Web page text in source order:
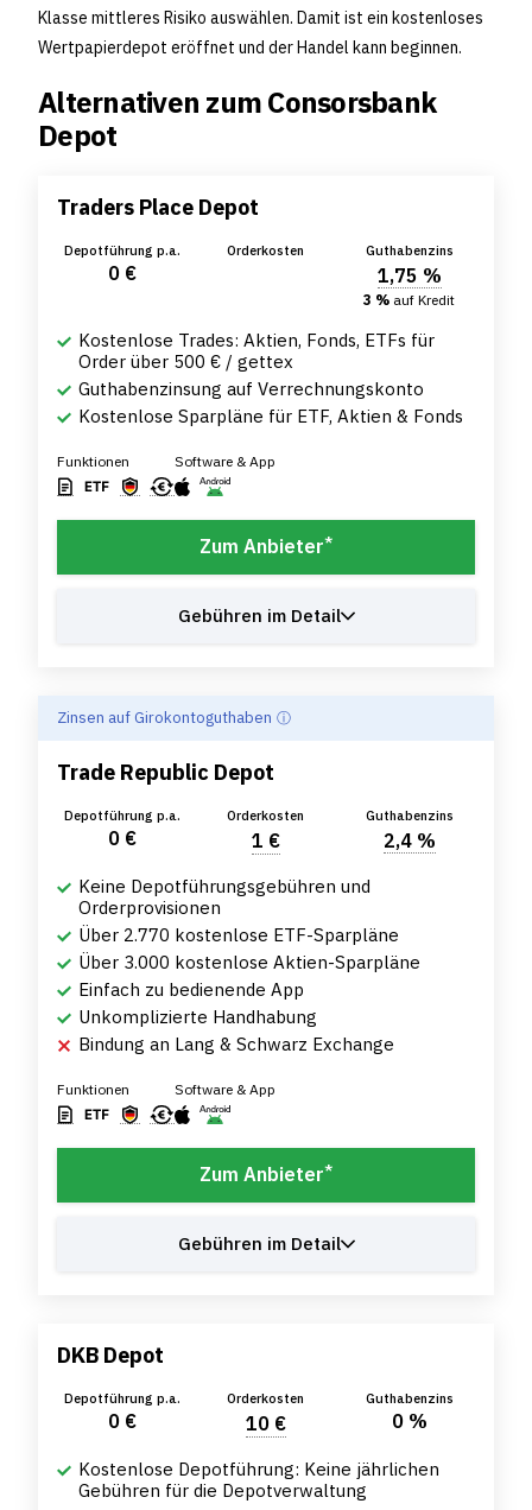
Klasse mittleres Risiko auswählen. Damit ist ein kostenloses
Wertpapierdepot eröffnet und der Handel kann beginnen.
Alternativen zum Consorsbank
Depot
Traders Place Depot
Depotführung p.a.
0 €
Orderkosten Guthabenzins
1,75 %
3 % auf Kredit
Kostenlose Trades: Aktien, Fonds, ETFs für
Order über 500 € / gettex
Guthabenzinsung auf Verrechnungskonto
Kostenlose Sparpläne für ETF, Aktien & Fonds
Funktionen Software & App
Zum Anbieter*
Gebühren im Detail
Zinsen auf Girokontoguthaben
Trade Republic Depot
Depotführung p.a.
0 €
Orderkosten
1 €
Guthabenzins
2,4 %
Keine Depotführungsgebühren und
Orderprovisionen
Über 2.770 kostenlose ETF-Sparpläne
Über 3.000 kostenlose Aktien-Sparpläne
Einfach zu bedienende App
Unkomplizierte Handhabung
Bindung an Lang & Schwarz Exchange
Funktionen Software & App
Zum Anbieter*
Gebühren im Detail
DKB Depot
Depotführung p.a.
0 €
Orderkosten
10 €
Guthabenzins
0 %
Kostenlose Depotführung: Keine jährlichen
Gebühren für die Depotverwaltung